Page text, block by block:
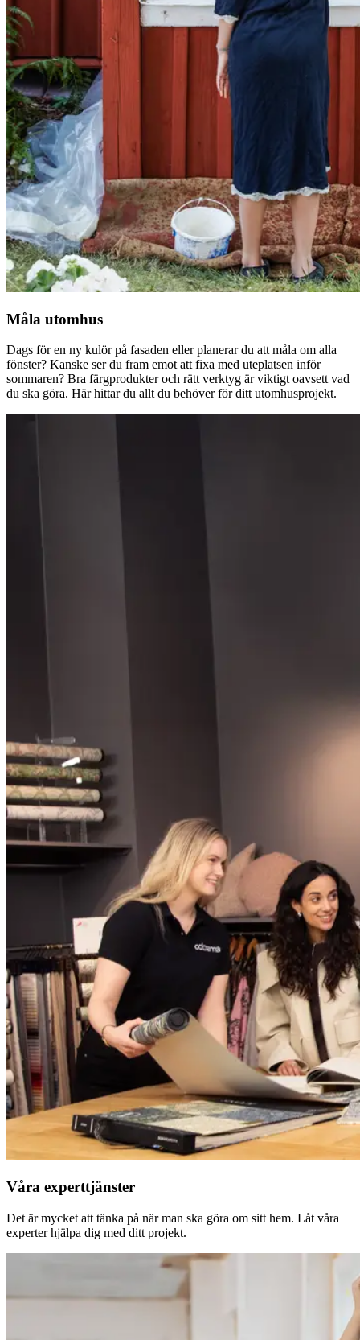
Måla utomhus
Dags för en ny kulör på fasaden eller planerar du att måla om alla
fönster? Kanske ser du fram emot att fixa med uteplatsen inför
sommaren? Bra färgprodukter och rätt verktyg är viktigt oavsett vad
du ska göra. Här hittar du allt du behöver för ditt utomhusprojekt.
Våra experttjänster
Det är mycket att tänka på när man ska göra om sitt hem. Låt våra
experter hjälpa dig med ditt projekt.